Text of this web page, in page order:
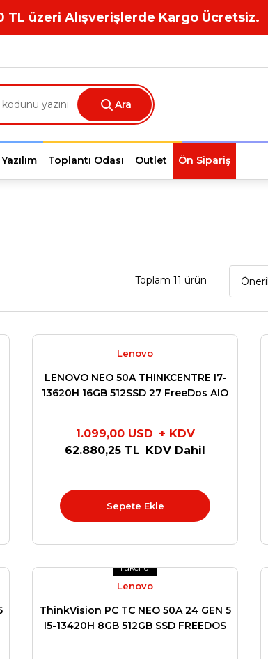
üzeri Alışverişlerde Kargo Ücretsiz.
Ara
Yazılım Toplantı Odası Outlet Ön Sipariş
Toplam 11 ürün
Lenovo
LENOVO NEO 50A THINKCENTRE I7-
13620H 16GB 512SSD 27 FreeDos AIO
1.099,00 USD + KDV
62.880,25 TL KDV Dahil
Sepete Ekle
Tükendi
Lenovo
ThinkVision PC TC NEO 50A 24 GEN 5
I5-13420H 8GB 512GB SSD FREEDOS